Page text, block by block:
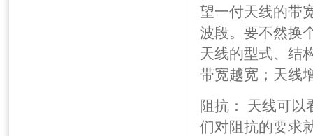
望一付天线的带
波段。要不然换
天线的型式、结
带宽越宽；天线
阻抗： 天线可以
们对阻抗的要求